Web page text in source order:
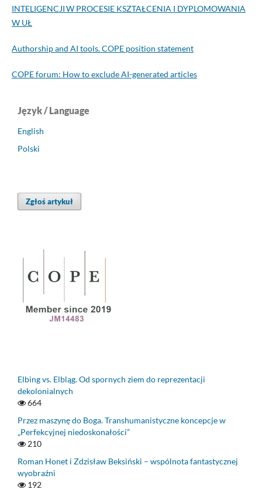
INTELIGENCJI W PROCESIE KSZTAŁCENIA I DYPLOMOWANIA
W UŁ
Authorship and AI tools. COPE position statement
COPE forum: How to exclude AI-generated articles
Język / Language
English
Polski
Zgłoś artykuł
Elbing vs. Elbląg. Od spornych ziem do reprezentacji
dekolonialnych
664
Przez maszynę do Boga. Transhumanistyczne koncepcje w
„Perfekcyjnej niedoskonałości”
210
Roman Honet i Zdzisław Beksiński – wspólnota fantastycznej
wyobraźni
192